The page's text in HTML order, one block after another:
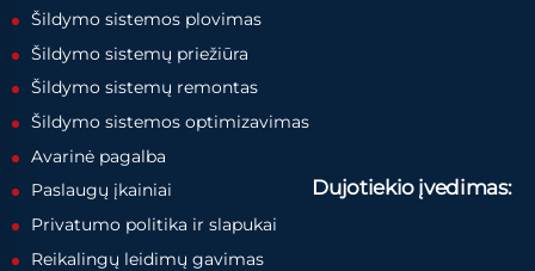
Šildymo sistemos plovimas
Šildymo sistemų priežiūra
Šildymo sistemų remontas
Šildymo sistemos optimizavimas
Avarinė pagalba
Paslaugų įkainiai
Privatumo politika ir slapukai
Dujotiekio įvedimas:
Reikalingų leidimų gavimas